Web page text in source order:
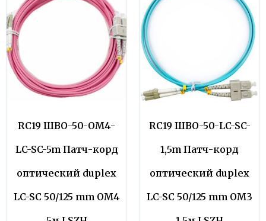
RC19 ШВО-50-OM4-
LC-SC-5m Патч-корд
оптический duplex
LC-SC 50/125 mm OM4
RC19 ШВО-50-LC-SC-
1,5m Патч-корд
оптический duplex
LC-SC 50/125 mm OM3